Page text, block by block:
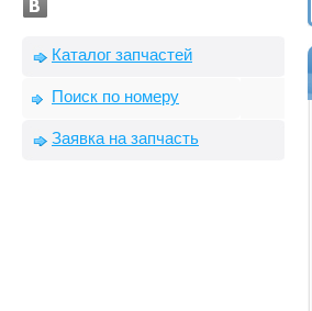
Каталог запчастей
Поиск по номеру
Заявка на запчасть